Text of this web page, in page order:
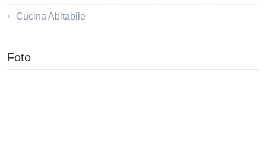
Cucina Abitabile
Foto